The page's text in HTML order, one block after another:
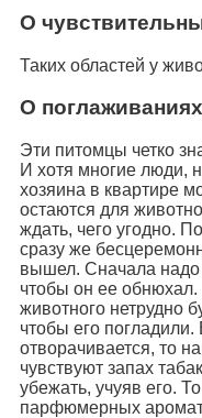
О
Таких областей у
О
Эти питомцы четко
И хотя многие люди,
хозяина в квартире
остаются для
ждать, чего угодно.
сразу же
вышел. Сначала надо
чтобы он ее
животного нетрудно
чтобы его
отворачивается, то
чувствуют запах
убежать, учуяв его.
парфюмерных